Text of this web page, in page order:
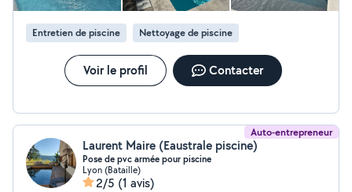
Entretien de piscine Nettoyage de piscine
Voir le profil Contacter
Auto-entrepreneur
Laurent Maire (Eaustrale piscine)
Pose de pvc armée pour piscine
Lyon (Bataille)
2/5 (1 avis)